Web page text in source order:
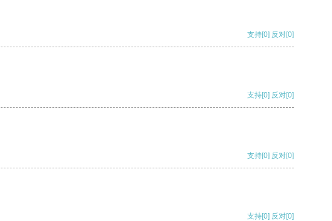
支持[0] 反对[0]
支持[0] 反对[0]
支持[0] 反对[0]
支持[0] 反对[0]